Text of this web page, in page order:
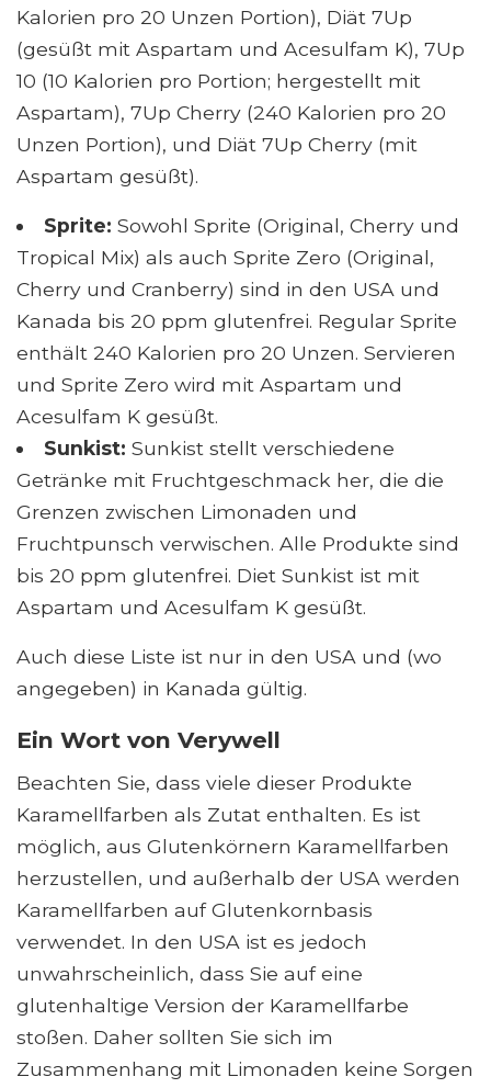
Kalorien pro 20 Unzen Portion), Diät 7Up
(gesüßt mit Aspartam und Acesulfam K), 7Up
10 (10 Kalorien pro Portion; hergestellt mit
Aspartam), 7Up Cherry (240 Kalorien pro 20
Unzen Portion), und Diät 7Up Cherry (mit
Aspartam gesüßt).
Sprite: Sowohl Sprite (Original, Cherry und
Tropical Mix) als auch Sprite Zero (Original,
Cherry und Cranberry) sind in den USA und
Kanada bis 20 ppm glutenfrei. Regular Sprite
enthält 240 Kalorien pro 20 Unzen. Servieren
und Sprite Zero wird mit Aspartam und
Acesulfam K gesüßt.
Sunkist: Sunkist stellt verschiedene
Getränke mit Fruchtgeschmack her, die die
Grenzen zwischen Limonaden und
Fruchtpunsch verwischen. Alle Produkte sind
bis 20 ppm glutenfrei. Diet Sunkist ist mit
Aspartam und Acesulfam K gesüßt.
Auch diese Liste ist nur in den USA und (wo
angegeben) in Kanada gültig.
Ein Wort von Verywell
Beachten Sie, dass viele dieser Produkte
Karamellfarben als Zutat enthalten. Es ist
möglich, aus Glutenkörnern Karamellfarben
herzustellen, und außerhalb der USA werden
Karamellfarben auf Glutenkornbasis
verwendet. In den USA ist es jedoch
unwahrscheinlich, dass Sie auf eine
glutenhaltige Version der Karamellfarbe
stoßen. Daher sollten Sie sich im
Zusammenhang mit Limonaden keine Sorgen